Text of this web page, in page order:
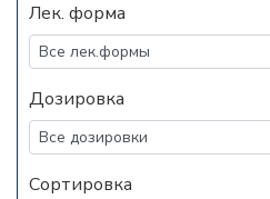
Лек. форма
Дозировка
Сортировка